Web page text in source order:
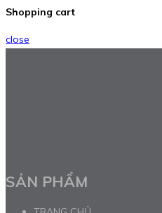
Shopping cart
close
SẢN PHẨM